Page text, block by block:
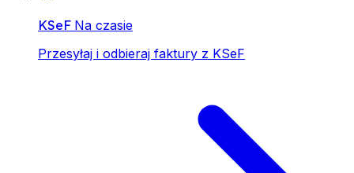
KSeF Na czasie
Przesyłaj i odbieraj faktury z KSeF